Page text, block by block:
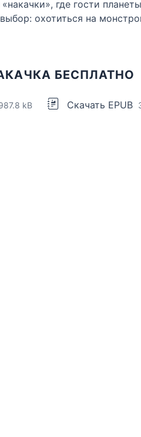
где гости
охотиться на
БЕСПЛАТНО
kB Скачать EPUB